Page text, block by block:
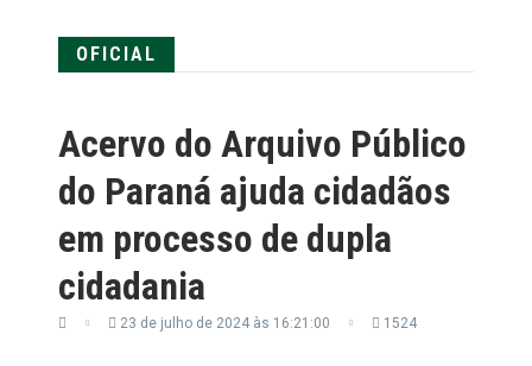
OFICIAL
Acervo do Arquivo Público
do Paraná ajuda cidadãos
em processo de dupla
cidadania
23 de julho de 2024 às 16:21:00 1524